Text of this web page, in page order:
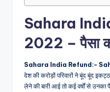
Sahara
2022 – पैसा
Sahara India Refund:-
देश की करोड़ों परिवारों ने बूंद बूंद
लेने की बारी आई तो कई वर्षों से